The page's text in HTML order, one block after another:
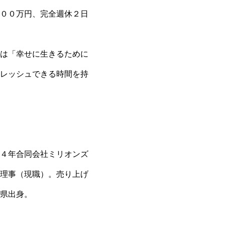
０万円、完全週休２日
「幸せに生きるために
ッシュできる時間を持
年合同会社ミリオンズ
事（現職）。売り上げ
出身。